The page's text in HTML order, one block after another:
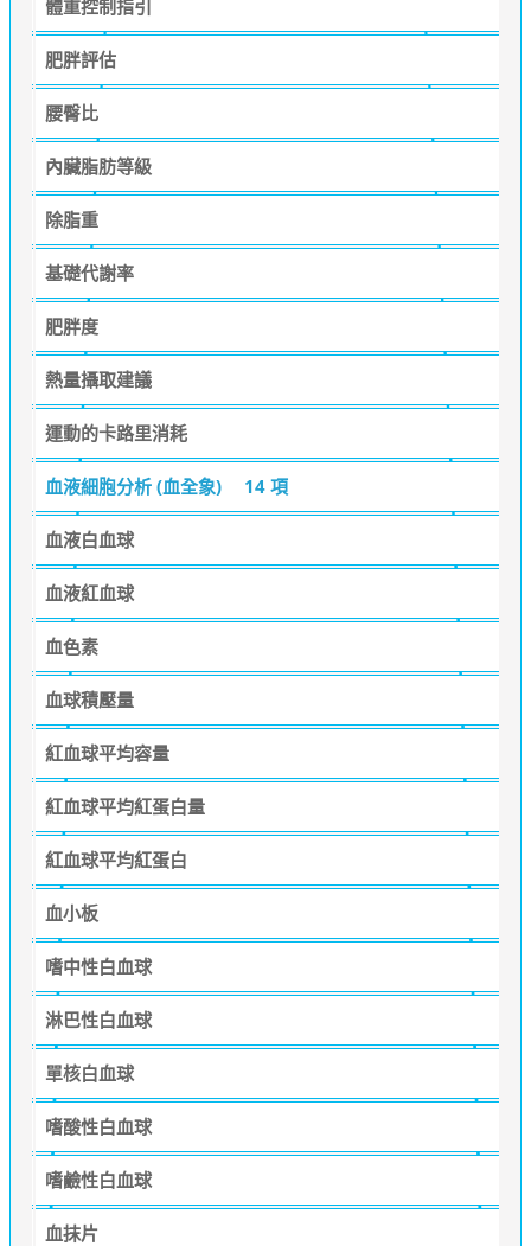
體重控制指引
肥胖評估
腰臀比
內臟脂肪等級
除脂重
基礎代謝率
肥胖度
熱量攝取建議
運動的卡路里消耗
血液細胞分析 (血全象) 14 項
血液白血球
血液紅血球
血色素
血球積壓量
紅血球平均容量
紅血球平均紅蛋白量
紅血球平均紅蛋白
血小板
嗜中性白血球
淋巴性白血球
單核白血球
嗜酸性白血球
嗜鹼性白血球
血抹片